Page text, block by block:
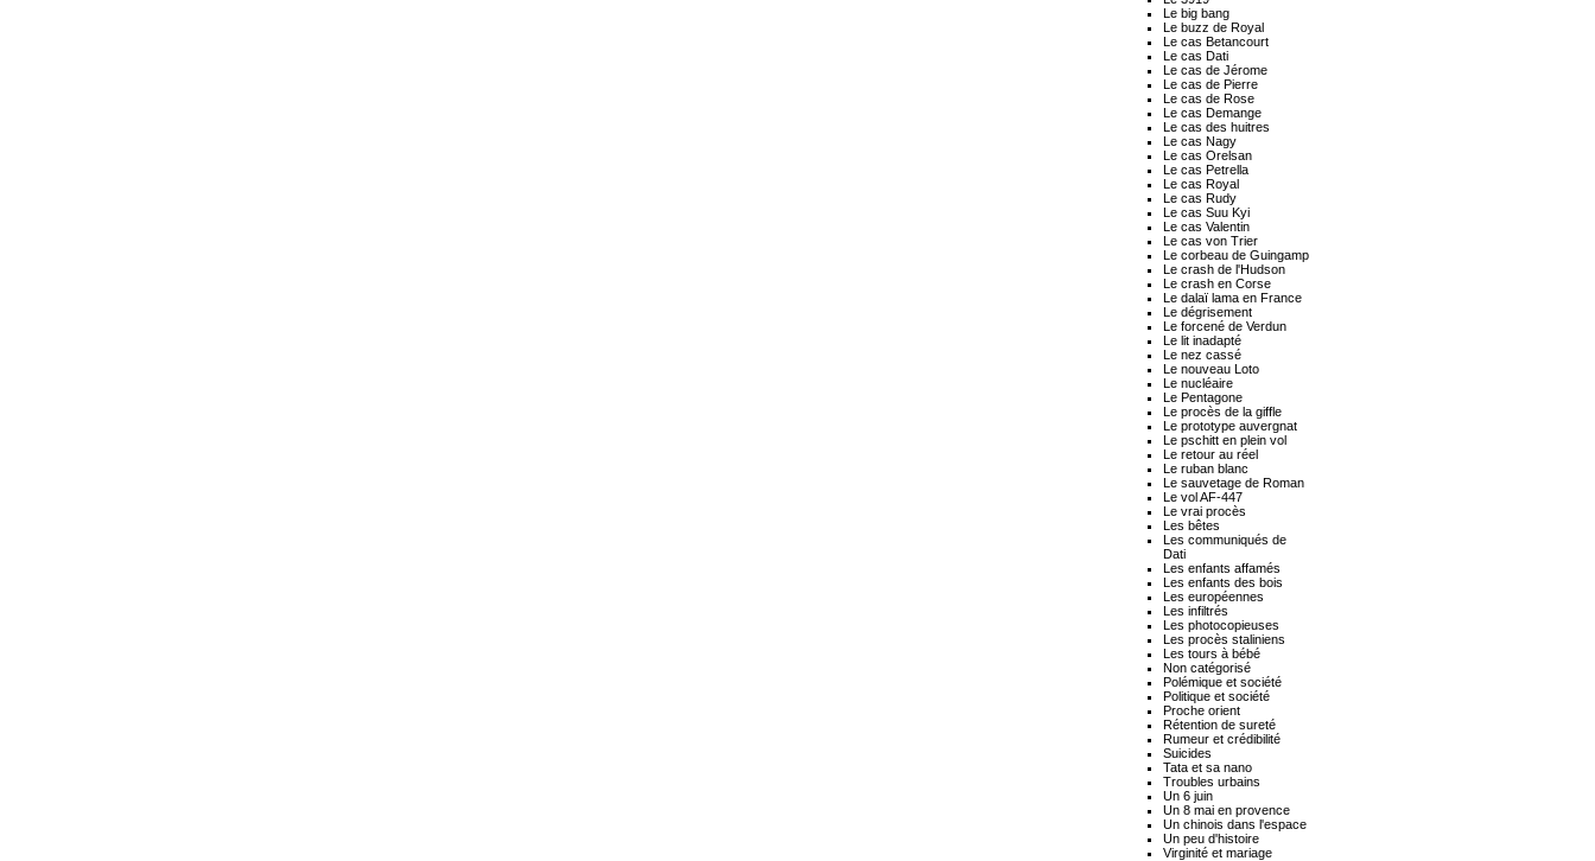
Le big bang
Le buzz de Royal
Le cas Betancourt
Le cas Dati
Le cas de Jérome
Le cas de Pierre
Le cas de Rose
Le cas Demange
Le cas des huitres
Le cas Nagy
Le cas Orelsan
Le cas Petrella
Le cas Royal
Le cas Rudy
Le cas Suu Kyi
Le cas Valentin
Le cas von Trier
Le corbeau de Guingamp
Le crash de l'Hudson
Le crash en Corse
Le dalaï lama en France
Le dégrisement
Le forcené de Verdun
Le lit inadapté
Le nez cassé
Le nouveau Loto
Le nucléaire
Le Pentagone
Le procès de la giffle
Le prototype auvergnat
Le pschitt en plein vol
Le retour au réel
Le ruban blanc
Le sauvetage de Roman
Le vol AF-447
Le vrai procès
Les bêtes
Les communiqués de
Dati
Les enfants affamés
Les enfants des bois
Les européennes
Les infiltrés
Les photocopieuses
Les procès staliniens
Les tours à bébé
Non catégorisé
Polémique et société
Politique et société
Proche orient
Rétention de sureté
Rumeur et crédibilité
Suicides
Tata et sa nano
Troubles urbains
Un 6 juin
Un 8 mai en provence
Un chinois dans l'espace
Un peu d'histoire
Virginité et mariage